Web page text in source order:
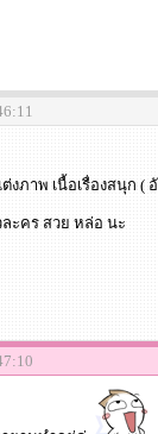
งภาพ เนื้อเรื่องสนุก
ะคร สวย หล่อ นะ